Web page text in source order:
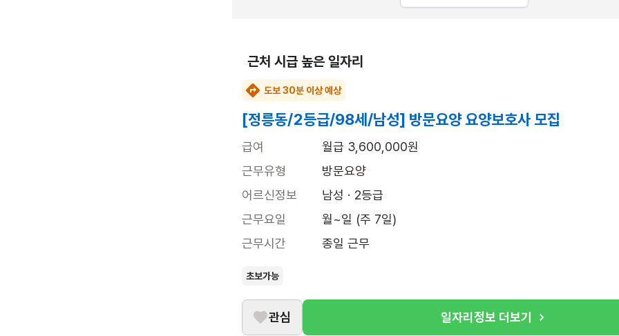
근처 시급 높은 일자리
도보 30분 이상 예상
[정릉동/2등급/98세/남성] 방문요양 요양보호사 모집
급여
월급 3,600,000원
근무유형
방문요양
어르신정보
남성 · 2등급
근무요일
월~일 (주 7일)
근무시간
종일 근무
초보가능
관심 일자리정보 더보기